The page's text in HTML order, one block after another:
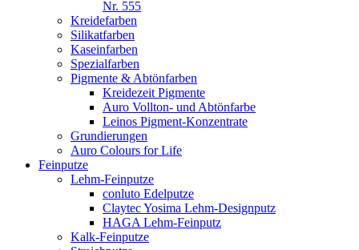
Nr. 555
Kreidefarben
Silikatfarben
Kaseinfarben
Spezialfarben
Pigmente & Abtönfarben
Kreidezeit Pigmente
Auro Vollton- und Abtönfarbe
Leinos Pigment-Konzentrate
Grundierungen
Auro Colours for Life
Feinputze
Lehm-Feinputze
conluto Edelputze
Claytec Yosima Lehm-Designputz
HAGA Lehm-Feinputz
Kalk-Feinputze